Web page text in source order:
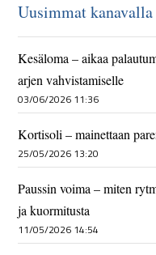
Uusimmat kanavalla
Kesäloma – aikaa
arjen vahvistamiselle
03/06/2026 11:36
Kortisoli – mainettaan
25/05/2026 13:20
Paussin voima – miten
ja kuormitusta
11/05/2026 14:54